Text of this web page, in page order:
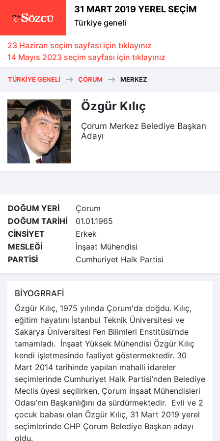
31 MART 2019 YEREL SEÇİM
Türkiye geneli
23 Haziran seçim sayfası için tıklayınız
14 Mayıs 2023 seçim sayfası için tıklayınız
TÜRKIYE GENELI ÇORUM MERKEZ
Özgür Kılıç
Çorum Merkez Belediye Başkan
Adayı
DOĞUM YERİ
Çorum
DOĞUM TARİHİ
01.01.1965
CİNSİYET
Erkek
MESLEĞİ
İnşaat Mühendisi
PARTİSİ
Cumhuriyet Halk Partisi
BİYOGRRAFİ
Özgür Kılıç, 1975 yılında Çorum'da doğdu. Kılıç,
eğitim hayatını İstanbul Teknik Üniversitesi ve
Sakarya Üniversitesi Fen Bilimleri Enstitüsü’nde
tamamladı. İnşaat Yüksek Mühendisi Özgür Kılıç
kendi işletmesinde faaliyet göstermektedir. 30
Mart 2014 tarihinde yapılan mahalli idareler
seçimlerinde Cumhuriyet Halk Partisi’nden Belediye
Meclis üyesi seçilirken, Çorum İnşaat Mühendisleri
Odası’nın Başkanlığını da sürdürmektedir. Evli ve 2
çocuk babası olan Özgür Kılıç, 31 Mart 2019 yerel
seçimlerinde CHP Çorum Belediye Başkan adayı
oldu.